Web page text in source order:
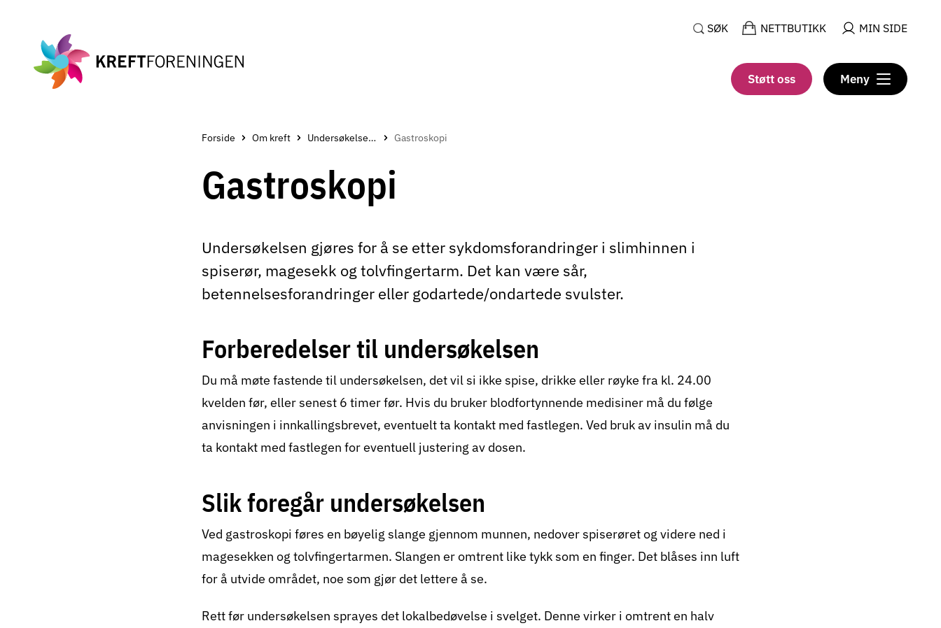
hovedinnholdet
SØK NETTBUTIKK MIN SIDE
Støtt oss Meny
Forside Om kreft Undersøkelser ved kreft Gastroskopi
Gastroskopi
Undersøkelsen gjøres for å se etter sykdomsforandringer i slimhinnen i
spiserør, magesekk og tolvfingertarm. Det kan være sår,
betennelsesforandringer eller godartede/ondartede svulster.
Forberedelser til undersøkelsen
Du må møte fastende til undersøkelsen, det vil si ikke spise, drikke eller røyke fra kl. 24.00
kvelden før, eller senest 6 timer før. Hvis du bruker blodfortynnende medisiner må du følge
anvisningen i innkallingsbrevet, eventuelt ta kontakt med fastlegen. Ved bruk av insulin må du
ta kontakt med fastlegen for eventuell justering av dosen.
Slik foregår undersøkelsen
Ved gastroskopi føres en bøyelig slange gjennom munnen, nedover spiserøret og videre ned i
magesekken og tolvfingertarmen. Slangen er omtrent like tykk som en finger. Det blåses inn luft
for å utvide området, noe som gjør det lettere å se.
Rett før undersøkelsen sprayes det lokalbedøvelse i svelget. Denne virker i omtrent en halv